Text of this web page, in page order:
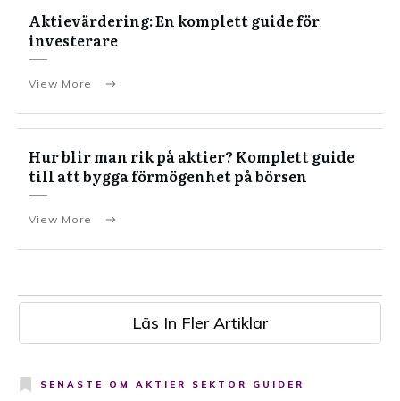
Aktievärdering: En komplett guide för
investerare
View More
Hur blir man rik på aktier? Komplett guide
till att bygga förmögenhet på börsen
View More
Läs In Fler Artiklar
SENASTE OM AKTIER SEKTOR GUIDER